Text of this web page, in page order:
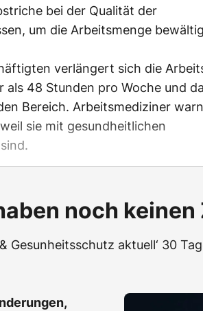
bei der Qualität der
um die Arbeitsmenge
verlängert sich die
48 Stunden pro Woche und
Bereich. Arbeitsmediziner
sie mit gesundheitlichen
noch keinen
Gesunheitsschutz aktuell‘ 30